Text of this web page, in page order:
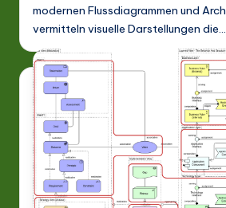
modernen Flussdiagrammen und
vermitteln visuelle Darstellungen die…